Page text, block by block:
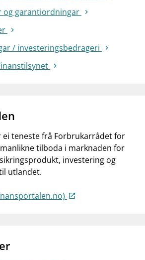
og garantiordningar
/ investeringsbedrageri
ei teneste frå Forbrukarrådet for
tilboda i marknaden for
investering og
utlandet.